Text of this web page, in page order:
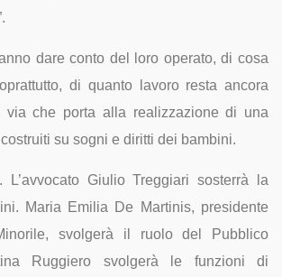
dare conto del loro operato, di cosa
di quanto lavoro resta ancora
via che porta alla realizzazione di una
su sogni e diritti dei bambini.
. L’avvocato Giulio Treggiari sosterrà la
Maria Emilia De Martinis, presidente
svolgerà il ruolo del Pubblico
Ruggiero svolgerà le funzioni di